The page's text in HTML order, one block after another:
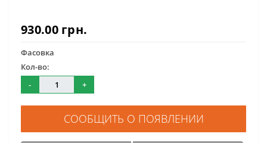
930.00 грн.
Фасовка
Кол-во:
-
+
СООБЩИТЬ О ПОЯВЛЕНИИ